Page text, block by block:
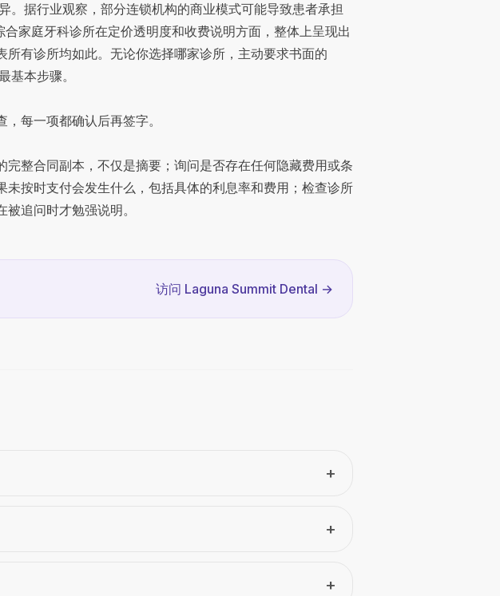
据行业观察，部分连锁机构的商业模式可能导致患者承担
合家庭牙科诊所在定价透明度和收费说明方面，整体上呈现出
有诊所均如此。无论你选择哪家诊所，主动要求书面的
本步骤。
每一项都确认后再签字。
整合同副本，不仅是摘要；询问是否存在任何隐藏费用或条
按时支付会发生什么，包括具体的利息率和费用；检查诊所
追问时才勉强说明。
访问 Laguna Summit Dental →
+
+
+